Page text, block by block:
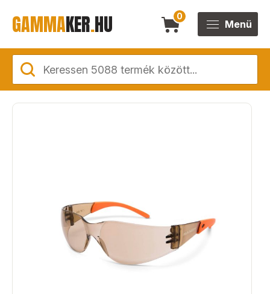
GAMMAKER.HU 0
Menü